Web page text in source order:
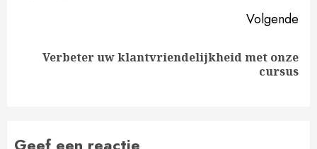
Volgende
Volgende
Verbeter uw klantvriendelijkheid met onze
cursus